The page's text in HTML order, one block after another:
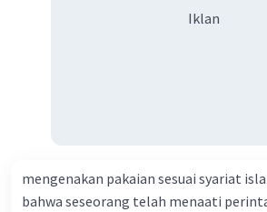
bersalah, senantiasa musyawarah,
keputusan yang madarat buat ummat.
Iklan
mengenakan pakaian sesuai syariat
bahwa seseorang telah menaati